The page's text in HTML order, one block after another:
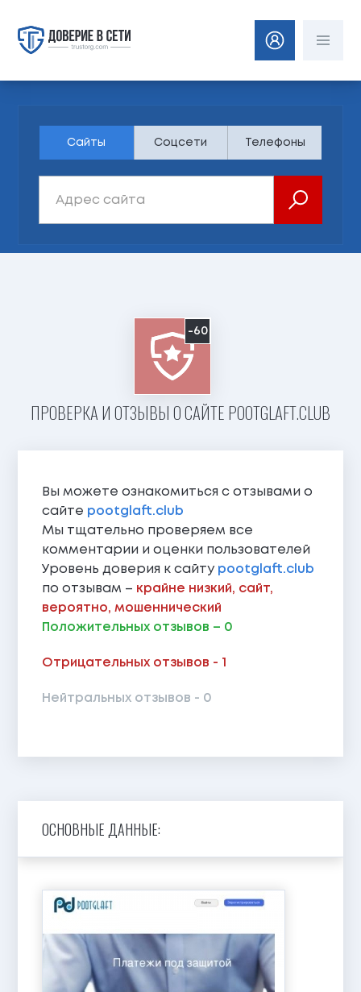
Сайты Соцсети Телефоны
-60
ПРОВЕРКА И ОТЗЫВЫ О САЙТЕ POOTGLAFT.CLUB
Вы можете ознакомиться с отзывами о
сайте pootglaft.club
Мы тщательно проверяем все
комментарии и оценки пользователей
Уровень доверия к сайту pootglaft.club
по отзывам – крайне низкий, сайт,
вероятно, мошеннический
Положительных отзывов – 0
Отрицательных отзывов - 1
Нейтральных отзывов - 0
ОСНОВНЫЕ ДАННЫЕ: